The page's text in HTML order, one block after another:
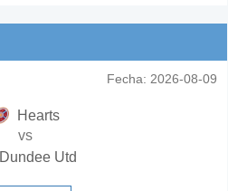
Fecha: 2026-08-09
Hearts
vs
Dundee Utd